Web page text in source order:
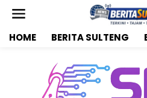
HOME BERITA SULTENG